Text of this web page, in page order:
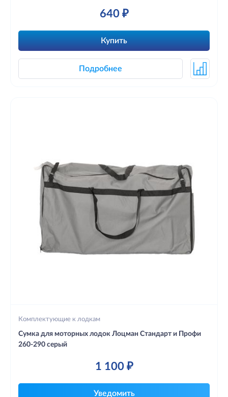
640 ₽
Купить
Подробнее
Комплектующие к лодкам
Сумка для моторных лодок Лоцман Стандарт и Профи
260-290 серый
1 100 ₽
Уведомить